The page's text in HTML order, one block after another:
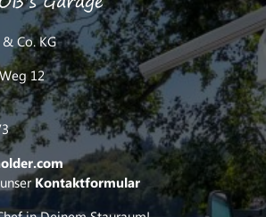
Co. KG
12
Kontaktformular